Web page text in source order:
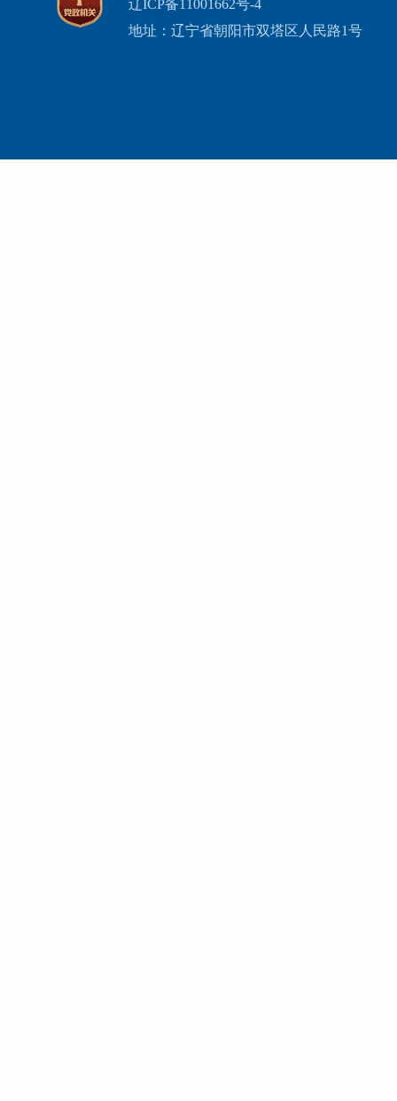
辽ICP备11001662号-4
地址：辽宁省朝阳市双塔区人民路1号